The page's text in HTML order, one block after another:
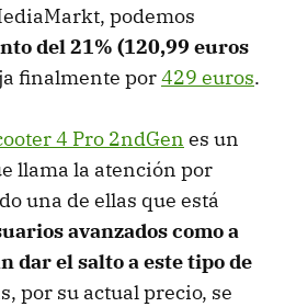
podemos
del 21% (120,99 euros
finalmente por429 euros.
4 Pro 2ndGen es un
llama la atención por
una de ellas que está
avanzados como a
dar el salto a este tipo de
por su actual precio, se